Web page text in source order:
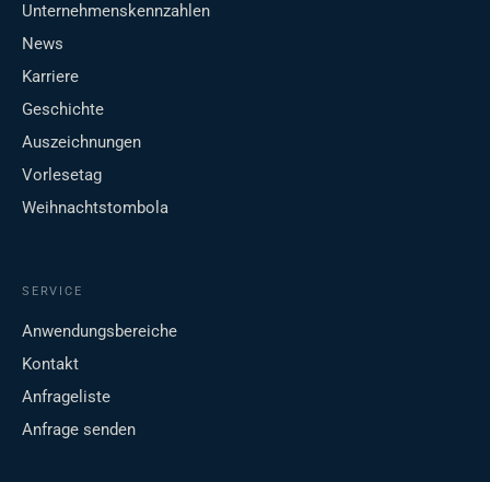
Unternehmenskennzahlen
News
Karriere
Geschichte
Auszeichnungen
Vorlesetag
Weihnachtstombola
SERVICE
Anwendungsbereiche
Kontakt
Anfrageliste
Anfrage senden